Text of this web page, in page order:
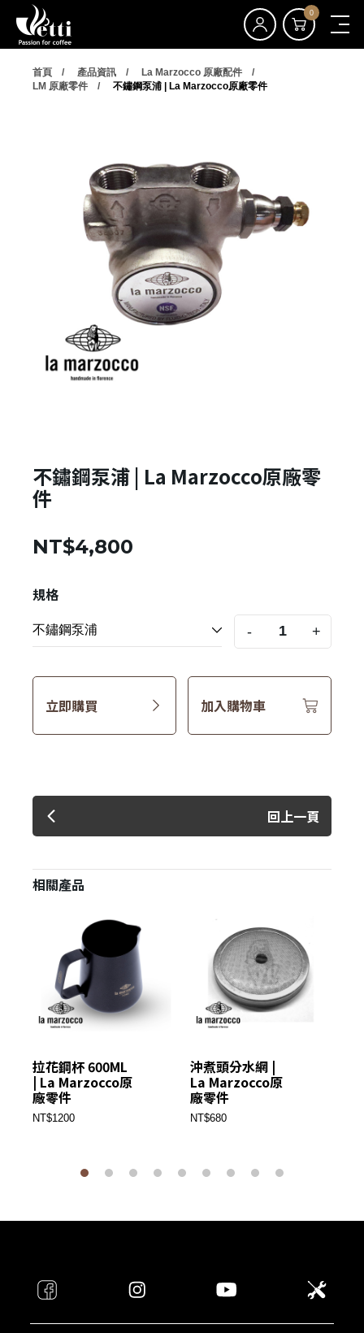
0
首頁 產品資訊
La Marzocco 原廠配件
LM 原廠零件
不鏽鋼泵浦 | La Marzocco原廠零件
不鏽鋼泵浦 | La Marzocco原廠零
件
NT$4,800
規格
- +
立即購買 加入購物車
回上一頁
相關產品
拉花鋼杯 600ML
| La Marzocco原
廠零件
NT$1200
沖煮頭分水網 |
La Marzocco原
廠零件
NT$680